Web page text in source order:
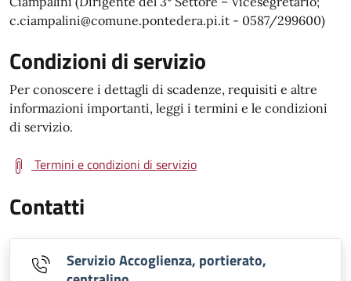
c.ciampalini@comune.pontedera.pi.it - 0587/299600)
Condizioni di servizio
Per conoscere i dettagli di scadenze, requisiti e altre
informazioni importanti, leggi i termini e le condizioni
di servizio.
Termini e condizioni di servizio
Contatti
Servizio Accoglienza, portierato,